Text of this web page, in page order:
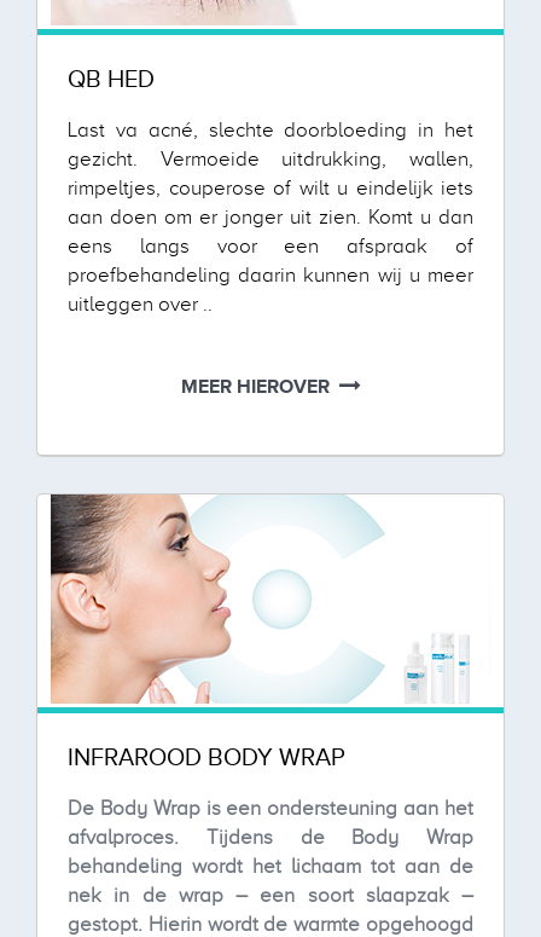
QB HED
Last va acné, slechte doorbloeding in het
gezicht. Vermoeide uitdrukking, wallen,
rimpeltjes, couperose of wilt u eindelijk iets
aan doen om er jonger uit zien. Komt u dan
eens langs voor een afspraak of
proefbehandeling daarin kunnen wij u meer
uitleggen over ..
MEER HIEROVER
INFRAROOD BODY WRAP
De Body Wrap is een ondersteuning aan het
afvalproces. Tijdens de Body Wrap
behandeling wordt het lichaam tot aan de
nek in de wrap – een soort slaapzak –
gestopt. Hierin wordt de warmte opgehoogd